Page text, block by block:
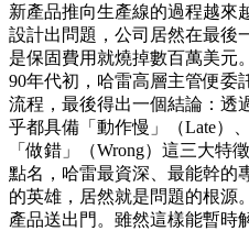
新產品推向生產線的過程越來
設計出問題，公司居然在最後
是保固費用就燒掉數百萬美元
90年代初，哈雷高層主管便委
流程，最後得出一個結論：透
乎都具備「動作慢」（Late）
「做錯」（Wrong）這三大特
點名，哈雷最資深、最能幹的
的英雄，居然就是問題的根源
產品送出門。雖然這樣能暫時